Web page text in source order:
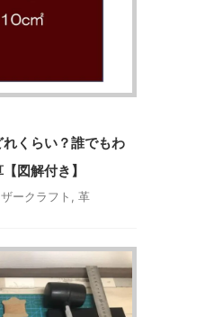
くらい？誰でもわ
図解付き】
ークラフト 革